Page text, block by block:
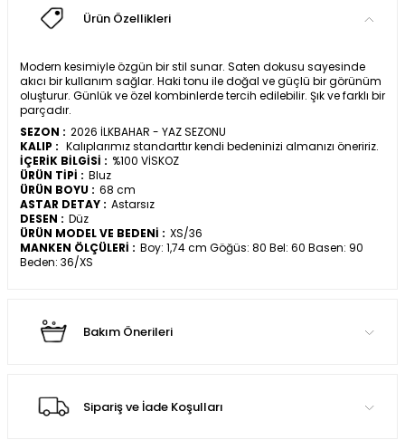
Ürün Özellikleri
Modern kesimiyle özgün bir stil sunar. Saten dokusu sayesinde
akıcı bir kullanım sağlar. Haki tonu ile doğal ve güçlü bir görünüm
oluşturur. Günlük ve özel kombinlerde tercih edilebilir. Şık ve farklı bir
parçadır.
SEZON : 2026 İLKBAHAR - YAZ SEZONU
KALIP : Kalıplarımız standarttır kendi bedeninizi almanızı öneririz.
İÇERİK BİLGİSİ : %100 VİSKOZ
ÜRÜN TİPİ : Bluz
ÜRÜN BOYU : 68 cm
ASTAR DETAY : Astarsız
DESEN : Düz
ÜRÜN MODEL VE BEDENİ : XS/36
MANKEN ÖLÇÜLERİ : Boy: 1,74 cm Göğüs: 80 Bel: 60 Basen: 90
Beden: 36/XS
Bakım Önerileri
Sipariş ve İade Koşulları